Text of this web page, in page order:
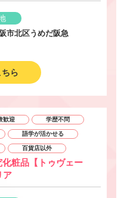
市北区うめだ阪急
ら
歓迎 学歴不問
語学が活かせる
百貨店以外
粧品【トゥヴェー
ア